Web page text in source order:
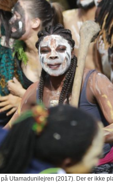
Utamadunilejren (2017). Der er ikke